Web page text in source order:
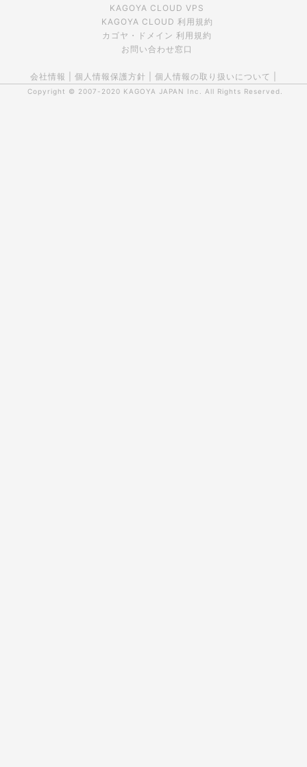
KAGOYA CLOUD VPS
KAGOYA CLOUD 利用規約
カゴヤ・ドメイン 利用規約
お問い合わせ窓口
会社情報 個人情報保護方針 個人情報の取り扱いについて
Copyright © 2007-2020 KAGOYA JAPAN Inc. All Rights Reserved.